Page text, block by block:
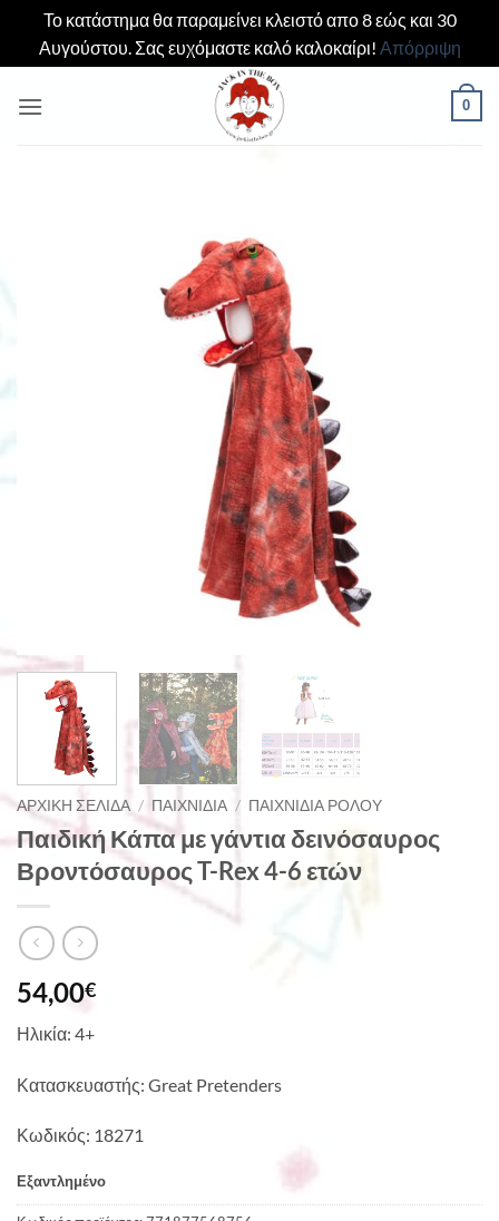
Το κατάστημα θα παραμείνει κλειστό απο 8 εώς και 30
Αυγούστου. Σας ευχόμαστε καλό καλοκαίρι! Απόρριψη
στο
0
ΑΡΧΙΚΉ ΣΕΛΊΔΑ / ΠΑΙΧΝΊΔΙΑ / ΠΑΙΧΝΊΔΙΑ ΡΌΛΟΥ
Παιδική Κάπα με γάντια δεινόσαυρος
Βροντόσαυρος T-Rex 4-6 ετών
54,00€
Ηλικία: 4+
Κατασκευαστής: Great Pretenders
Κωδικός: 18271
Εξαντλημένο